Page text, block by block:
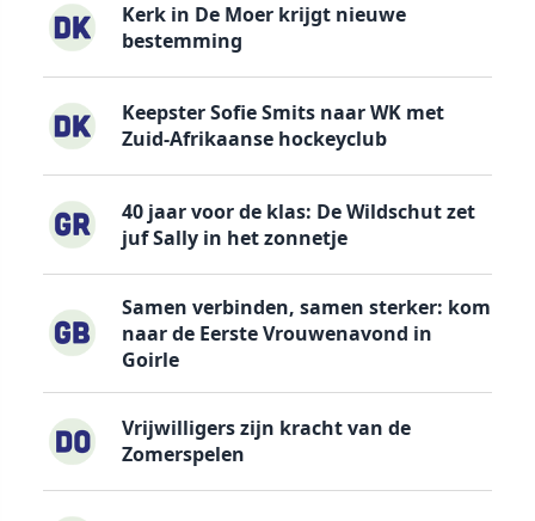
Kerk in De Moer krijgt nieuwe
bestemming
Keepster Sofie Smits naar WK met
Zuid-Afrikaanse hockeyclub
40 jaar voor de klas: De Wildschut zet
juf Sally in het zonnetje
Samen verbinden, samen sterker: kom
naar de Eerste Vrouwenavond in
Goirle
Vrijwilligers zijn kracht van de
Zomerspelen